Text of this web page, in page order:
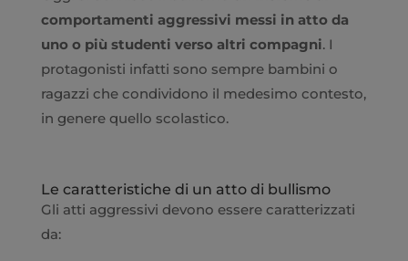
comportamenti aggressivi messi in atto da
uno o più studenti verso altri compagni. I
protagonisti infatti sono sempre bambini o
ragazzi che condividono il medesimo contesto,
in genere quello scolastico.
Le caratteristiche di un atto di bullismo
Gli atti aggressivi devono essere caratterizzati
da: